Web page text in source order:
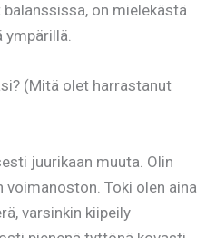
on mielekästä
ympärillä.
(Mitä olet harrastanut
juurikaan muuta. Olin
voimanoston. Toki olen aina
varsinkin kiipeily